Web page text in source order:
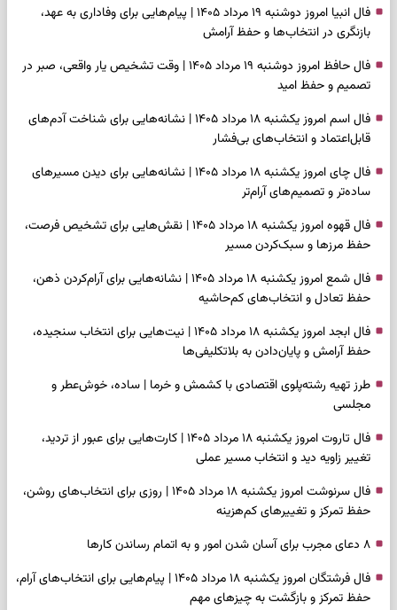
فال انبیا امروز دوشنبه ۱۹ مرداد ۱۴۰۵ | پیام‌هایی برای وفاداری به عهد،
بازنگری در انتخاب‌ها و حفظ آرامش
فال حافظ امروز دوشنبه ۱۹ مرداد ۱۴۰۵ | وقت تشخیص یار واقعی، صبر در
تصمیم و حفظ امید
فال اسم امروز یکشنبه ۱۸ مرداد ۱۴۰۵ | نشانه‌هایی برای شناخت آدم‌های
قابل‌اعتماد و انتخاب‌های بی‌فشار
فال چای امروز یکشنبه ۱۸ مرداد ۱۴۰۵ | نشانه‌هایی برای دیدن مسیرهای
ساده‌تر و تصمیم‌های آرام‌تر
فال قهوه امروز یکشنبه ۱۸ مرداد ۱۴۰۵ | نقش‌هایی برای تشخیص فرصت،
حفظ مرزها و سبک‌کردن مسیر
فال شمع امروز یکشنبه ۱۸ مرداد ۱۴۰۵ | نشانه‌هایی برای آرام‌کردن ذهن،
حفظ تعادل و انتخاب‌های کم‌حاشیه
فال ابجد امروز یکشنبه ۱۸ مرداد ۱۴۰۵ | نیت‌هایی برای انتخاب سنجیده،
حفظ آرامش و پایان‌دادن به بلاتکلیفی‌ها
طرز تهیه رشته‌پلوی اقتصادی با کشمش و خرما | ساده، خوش‌عطر و
مجلسی
فال تاروت امروز یکشنبه ۱۸ مرداد ۱۴۰۵ | کارت‌هایی برای عبور از تردید،
تغییر زاویه دید و انتخاب مسیر عملی
فال سرنوشت امروز یکشنبه ۱۸ مرداد ۱۴۰۵ | روزی برای انتخاب‌های روشن،
حفظ تمرکز و تغییرهای کم‌هزینه
۸ دعای مجرب برای آسان شدن امور و به اتمام رساندن کار‌ها
فال فرشتگان امروز یکشنبه ۱۸ مرداد ۱۴۰۵ | پیام‌هایی برای انتخاب‌های آرام،
حفظ تمرکز و بازگشت به چیزهای مهم